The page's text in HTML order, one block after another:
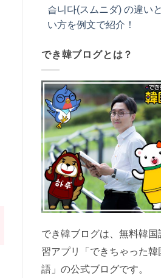
습니다(スムニダ) の違い
い方を例文で紹介！
でき韓ブログとは？
でき韓ブログは、無料韓国
習アプリ「できちゃった韓
語」の公式ブログです。